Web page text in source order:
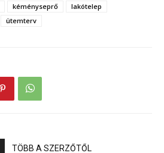
kéményseprő
lakótelep
ütemterv
TÖBB A SZERZŐTŐL